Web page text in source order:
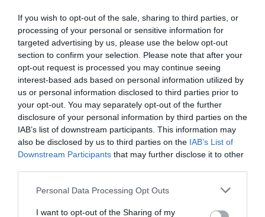
If you wish to opt-out of the sale, sharing to third parties, or
processing of your personal or sensitive information for
targeted advertising by us, please use the below opt-out
section to confirm your selection. Please note that after your
opt-out request is processed you may continue seeing
interest-based ads based on personal information utilized by
us or personal information disclosed to third parties prior to
your opt-out. You may separately opt-out of the further
disclosure of your personal information by third parties on the
IAB’s list of downstream participants. This information may
also be disclosed by us to third parties on the IAB’s List of
Downstream Participants that may further disclose it to other
Please note that this website/app uses one or more Google
not limited to your visit or usage behaviour. You may click to
Personal Data Processing Opt Outs
I want to opt-out of the Sharing of my
emberi ízjellemzések
közvetlen, részletes, direkt
megértést biztosítanak egy
bor profiljáról
– fejtette ki a projekt egyik magyar résztvevője, aki
szerint ezt a fenti két forrást összevetve igyekeztek
információkban gazdag adathalmazt megalkotni.
Máshol is kutatnak összefüggéseket